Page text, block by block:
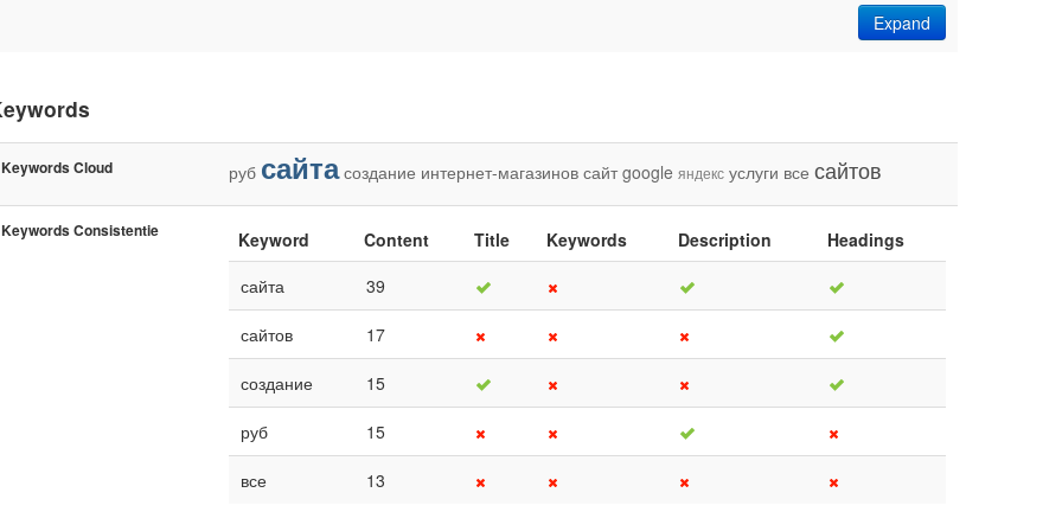
Expand
Keywords Cloud руб сайта создание интернет-магазинов сайт google яндекс услуги все сайтов
Keywords Consistentie Keyword Content Title Keywords Description
Headings
сайта
39
сайтов 17
создание 15
руб 15
все 13